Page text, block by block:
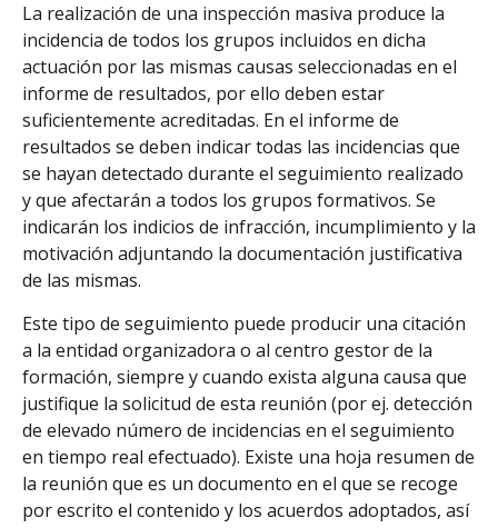
La realización de una inspección masiva produce la
incidencia de todos los grupos incluidos en dicha
actuación por las mismas causas seleccionadas en el
informe de resultados, por ello deben estar
suficientemente acreditadas. En el informe de
resultados se deben indicar todas las incidencias que
se hayan detectado durante el seguimiento realizado
y que afectarán a todos los grupos formativos. Se
indicarán los indicios de infracción, incumplimiento y la
motivación adjuntando la documentación justificativa
de las mismas.
Este tipo de seguimiento puede producir una citación
a la entidad organizadora o al centro gestor de la
formación, siempre y cuando exista alguna causa que
justifique la solicitud de esta reunión (por ej. detección
de elevado número de incidencias en el seguimiento
en tiempo real efectuado). Existe una hoja resumen de
la reunión que es un documento en el que se recoge
por escrito el contenido y los acuerdos adoptados, así